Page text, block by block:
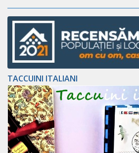
TACCUINI ITALIANI